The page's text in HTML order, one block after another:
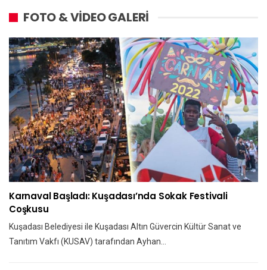
FOTO & VİDEO GALERİ
Karnaval Başladı: Kuşadası’nda Sokak Festivali
Coşkusu
Kuşadası Belediyesi ile Kuşadası Altın Güvercin Kültür Sanat ve
Tanıtım Vakfı (KUSAV) tarafından Ayhan…